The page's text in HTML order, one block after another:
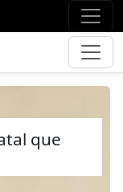
Ir
que